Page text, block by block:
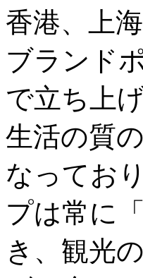
香港、上
ブランド
で立ち上
生活の質
なってお
プは常に
き、観光